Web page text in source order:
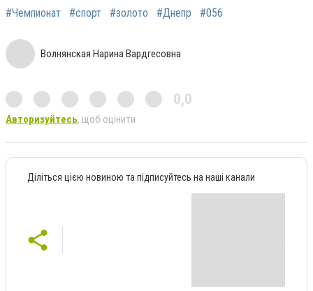
#Чемпионат #спорт #золото #Днепр #056
Волнянская Нарина Вардгесовна
0,0
Авторизуйтесь, щоб оцінити
Діліться цією новиною та підписуйтесь на наші канали